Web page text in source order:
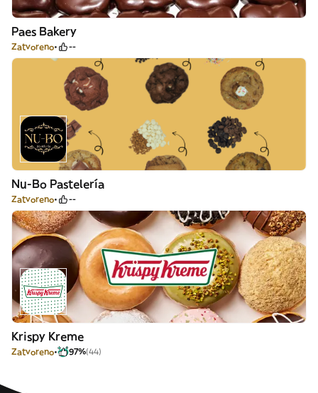
Paes Bakery
Zatvoreno --
Nu-Bo Pastelería
Zatvoreno --
Krispy Kreme
Zatvoreno 97%(44)